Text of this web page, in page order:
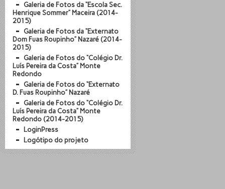
Galeria de Fotos da “Escola Sec.
Henrique Sommer” Maceira (2014-
2015)
Galeria de Fotos da “Externato
Dom Fuas Roupinho” Nazaré (2014-
2015)
Galeria de Fotos do “Colégio Dr.
Luís Pereira da Costa” Monte
Redondo
Galeria de Fotos do “Externato
D. Fuas Roupinho” Nazaré
Galeria de Fotos do “Colégio Dr.
Luís Pereira da Costa” Monte
Redondo (2014-2015)
LoginPress
Logótipo do projeto